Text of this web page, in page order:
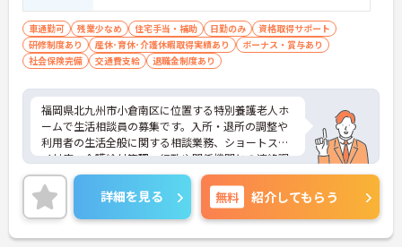
須
車通勤可 残業少なめ 住宅手当・補助 日勤のみ
資格取得サポート
研修制度あり
産休･育休･介護休暇取得実績あり
ボーナス・賞与あり
社会保険完備
交通費支給 退職金制度あり
福岡県北九州市小倉南区に位置する特別養護老人ホ
ームで生活相談員の募集です。入所・退所の調整や
利用者の生活全般に関する相談業務、ショートステ
イ対応、介護給付管理、行政や関係機関との連絡調
整など幅広い業務を担当します。
各種手当・福利厚生が充実しており、賞与は3.5ヶ月
分（過去実績）と安定した収入が見込めます。年間
休日107日でプライベートも大切にできます。無料
駐車場完備で通勤も安心。職員研修や資格取得支援
詳細を見る 無料 紹介してもらう